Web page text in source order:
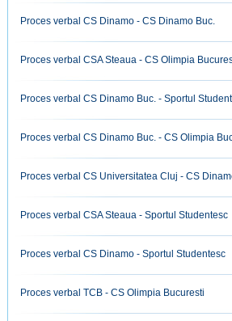
Proces verbal CS Dinamo - CS Dinamo Buc.
Proces verbal CSA Steaua - CS Olimpia
Proces verbal CS Dinamo Buc. - Sportul
Proces verbal CS Dinamo Buc. - CS Olimpia
Proces verbal CS Universitatea Cluj - CS
Proces verbal CSA Steaua - Sportul Studentesc
Proces verbal CS Dinamo - Sportul Studentesc
Proces verbal TCB - CS Olimpia Bucuresti